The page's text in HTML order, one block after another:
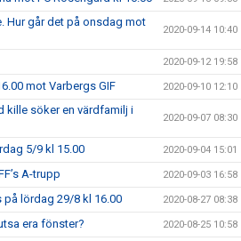
Hur går det på onsdag mot
2020-09-14 10:40
2020-09-12 19:58
mot Varbergs GIF 2020-09-10 12:10
kille söker en värdfamilj i
2020-09-07 08:30
5/9 kl 15.00 2020-09-04 15:01
A-trupp 2020-09-03 16:58
på lördag 29/8 kl 16.00 2020-08-27 08:38
era fönster? 2020-08-25 10:58